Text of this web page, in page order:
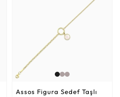
Assos Figura Sedef Taşlı